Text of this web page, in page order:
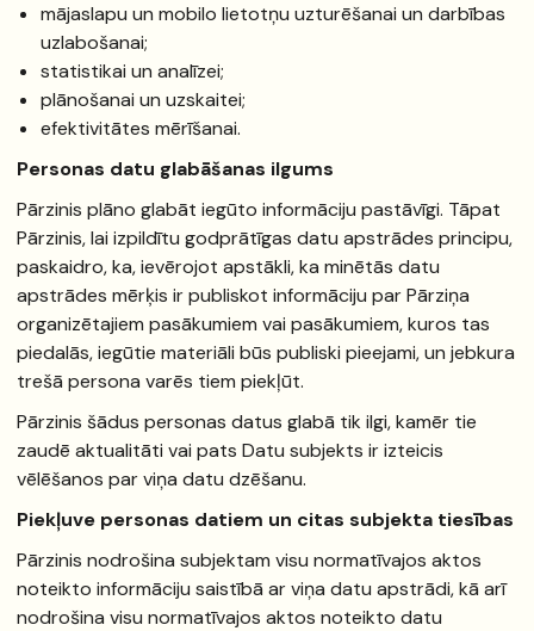
mājaslapu un mobilo lietotņu uzturēšanai un darbības
uzlabošanai;
statistikai un analīzei;
plānošanai un uzskaitei;
efektivitātes mērīšanai.
Personas datu glabāšanas ilgums
Pārzinis plāno glabāt iegūto informāciju pastāvīgi. Tāpat
Pārzinis, lai izpildītu godprātīgas datu apstrādes principu,
paskaidro, ka, ievērojot apstākli, ka minētās datu
apstrādes mērķis ir publiskot informāciju par Pārziņa
organizētajiem pasākumiem vai pasākumiem, kuros tas
piedalās, iegūtie materiāli būs publiski pieejami, un jebkura
trešā persona varēs tiem piekļūt.
Pārzinis šādus personas datus glabā tik ilgi, kamēr tie
zaudē aktualitāti vai pats Datu subjekts ir izteicis
vēlēšanos par viņa datu dzēšanu.
Piekļuve personas datiem un citas subjekta tiesības
Pārzinis nodrošina subjektam visu normatīvajos aktos
noteikto informāciju saistībā ar viņa datu apstrādi, kā arī
nodrošina visu normatīvajos aktos noteikto datu